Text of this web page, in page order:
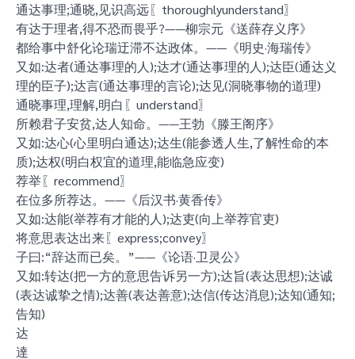
通达事理;通晓,见识高远〖thoroughlyunderstand〗
有达于理者,得不恐而畏乎?——柳宗元《送薛存义序》
都给事中舒化论瑞迂滞不达政体。——《明史·海瑞传》
又如:达者(通达事理的人);达才(通达事理的人);达臣(通达义
理的臣子);达言(通达事理的言论);达见(洞晓事物的道理)
通晓事理,理解,明白〖understand〗
所赖君子安贫,达人知命。——王勃《滕王阁序》
又如:达心(心里明白通达);达生(能参透人生,了解性命的本
质);达权(明白权宜的道理,能临急应变)
荐举〖recommend〗
在位多所荐达。——《后汉书·黄香传》
又如:达能(举荐有才能的人);达吏(向上举荐官吏)
将意思表达出来〖express;convey〗
子曰:“辞达而已矣。”——《论语·卫灵公》
又如:转达(把一方的意思告诉另一方);达旨(表达思想);达诚
(表达诚挚之情);达善(表达善意);达信(传达消息);达知(通知;
告知)
达
達